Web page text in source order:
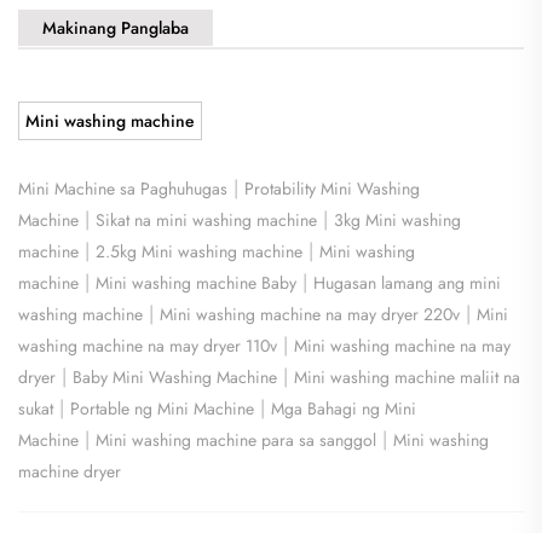
Makinang Panglaba
Mini washing machine
Mini Machine sa Paghuhugas | Protability Mini Washing
Machine | Sikat na mini washing machine | 3kg Mini washing
machine | 2.5kg Mini washing machine | Mini washing
machine | Mini washing machine Baby | Hugasan lamang ang mini
washing machine | Mini washing machine na may dryer 220v | Mini
washing machine na may dryer 110v | Mini washing machine na may
dryer | Baby Mini Washing Machine | Mini washing machine maliit na
sukat | Portable ng Mini Machine | Mga Bahagi ng Mini
Machine | Mini washing machine para sa sanggol | Mini washing
machine dryer